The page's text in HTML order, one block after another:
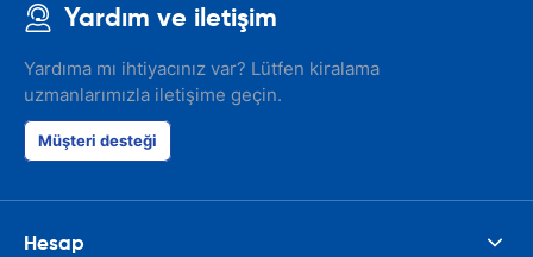
Yardım ve iletişim
Yardıma mı ihtiyacınız var? Lütfen kiralama
uzmanlarımızla iletişime geçin.
Müşteri desteği
Hesap